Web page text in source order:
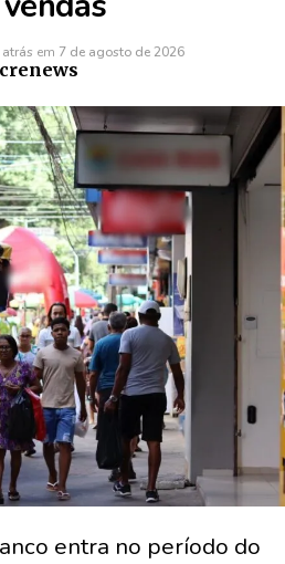
em 7 de agosto de 2026
entra no período do